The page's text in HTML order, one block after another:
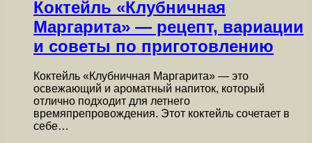
Коктейль «Клубничная
Маргарита» — рецепт, вариации
и советы по приготовлению
Коктейль «Клубничная Маргарита» — это
освежающий и ароматный напиток, который
отлично подходит для летнего
времяпрепровождения. Этот коктейль сочетает в
себе…